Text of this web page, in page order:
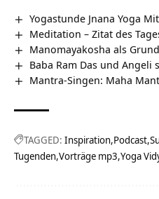
Yogastunde Jnana Yoga
Meditation – Zitat des
Manomayakosha als
Baba Ram Das und
Mantra-Singen: Maha
TAGGED: Inspiration Podcast
Tugenden Vorträge mp3 Yoga